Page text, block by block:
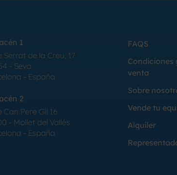
1
Serrat de la Creu, 17
- Seva
- España
2
Can Pere Gil 16
- Mollet del Vallés
- España
FAQS
Condiciones
venta
Sobre
Vende tu
Alquiler